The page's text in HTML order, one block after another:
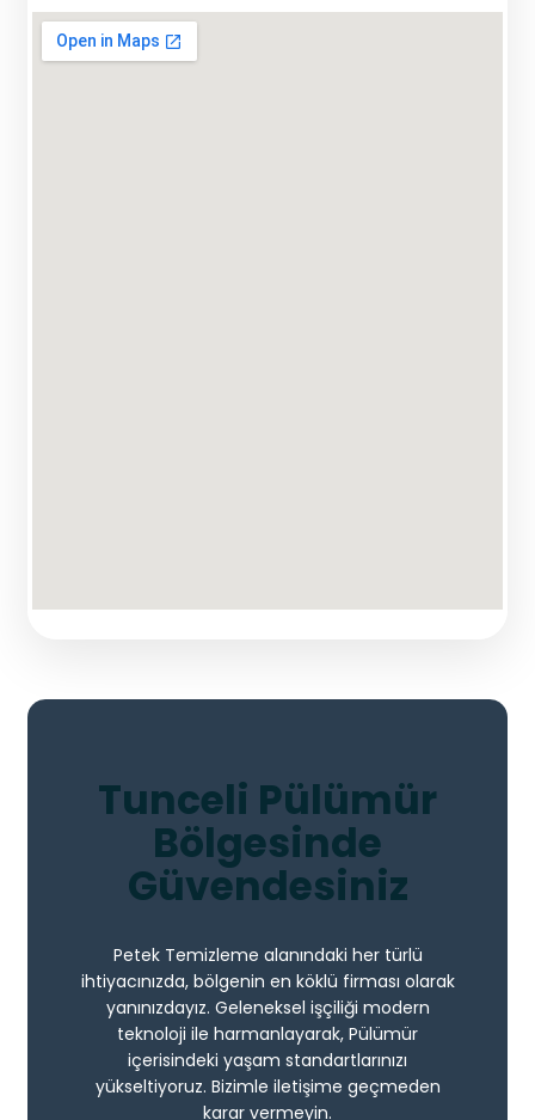
Tunceli Pülümür
Bölgesinde
Güvendesiniz
Petek Temizleme alanındaki her türlü
ihtiyacınızda, bölgenin en köklü firması olarak
yanınızdayız. Geleneksel işçiliği modern
teknoloji ile harmanlayarak, Pülümür
içerisindeki yaşam standartlarınızı
yükseltiyoruz. Bizimle iletişime geçmeden
karar vermeyin.